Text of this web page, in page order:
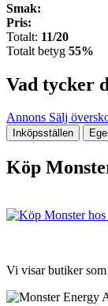
Smak:
Pris:
Totalt: 11/20
Totalt betyg 55%
Vad tycker
Annons Sälj
Inköpsställen
Köp
Vi visar butiker